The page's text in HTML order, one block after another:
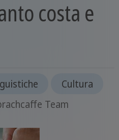
costa e
Cultura
Team